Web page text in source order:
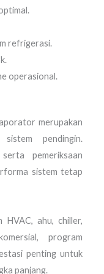
refrigerasi.
operasional.
merupakan
pendingin.
pemeriksaan
sistem tetap
HVAC, ahu, chiller,
program
penting untuk
panjang.